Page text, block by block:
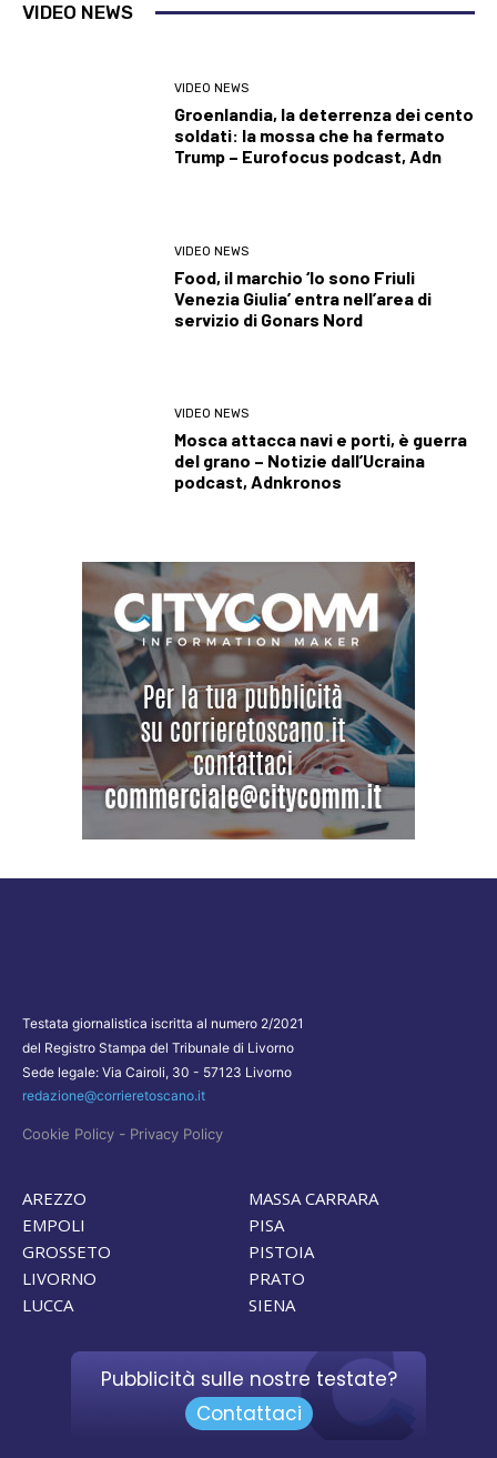
VIDEO NEWS
VIDEO NEWS
Groenlandia, la deterrenza dei cento
soldati: la mossa che ha fermato
Trump – Eurofocus podcast, Adn
VIDEO NEWS
Food, il marchio ‘Io sono Friuli
Venezia Giulia’ entra nell’area di
servizio di Gonars Nord
VIDEO NEWS
Mosca attacca navi e porti, è guerra
del grano – Notizie dall’Ucraina
podcast, Adnkronos
Testata giornalistica iscritta al numero 2/2021
del Registro Stampa del Tribunale di Livorno
Sede legale: Via Cairoli, 30 - 57123 Livorno
redazione@corrieretoscano.it
Cookie Policy - Privacy Policy
AREZZO
EMPOLI
GROSSETO
LIVORNO
LUCCA
MASSA CARRARA
PISA
PISTOIA
PRATO
SIENA
Pubblicità sulle nostre testate?
Contattaci